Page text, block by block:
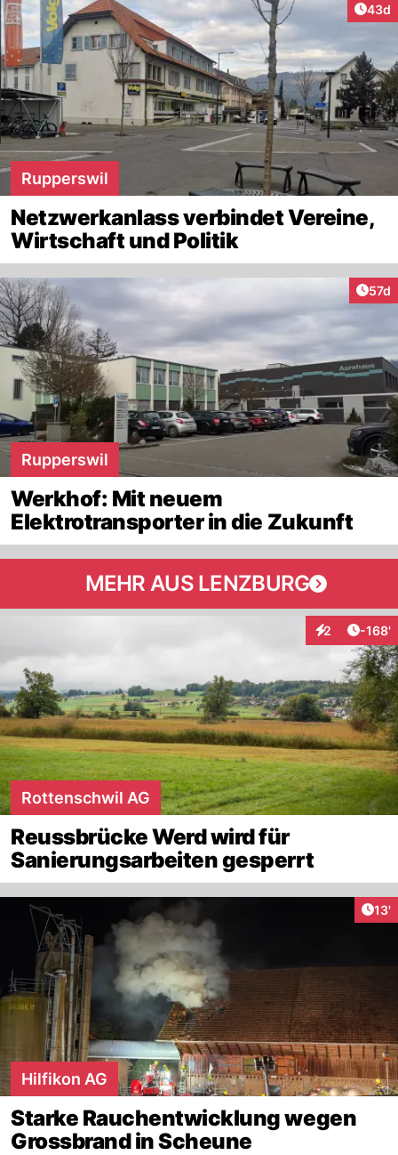
43d
Rupperswil
Netzwerkanlass verbindet Vereine,
Wirtschaft und Politik
57d
Rupperswil
Werkhof: Mit neuem
Elektrotransporter in die Zukunft
MEHR AUS LENZBURG
2
Interaktionen
-168'
Rottenschwil AG
Reussbrücke Werd wird für
Sanierungsarbeiten gesperrt
13'
Hilfikon AG
Starke Rauchentwicklung wegen
Grossbrand in Scheune